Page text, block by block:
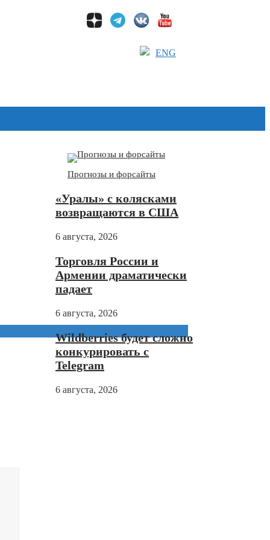
ENG
Прогнозы и форсайты
«Уралы» с колясками
возвращаются в США
6 августа, 2026
Торговля России и
Армении драматически
падает
6 августа, 2026
Wildberries будет сложно
конкурировать с
Telegram
6 августа, 2026